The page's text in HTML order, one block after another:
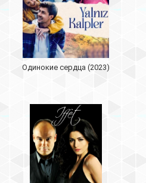
Одинокие сердца (2023)